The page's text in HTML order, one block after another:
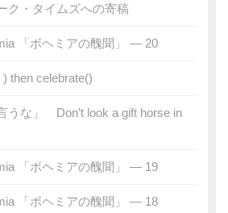
ク・タイムズへの寄稿
「ボヘミアの醜聞」 — 20
then celebrate()
うな」 Don’t look a gift horse in
「ボヘミアの醜聞」 — 19
「ボヘミアの醜聞」 — 18